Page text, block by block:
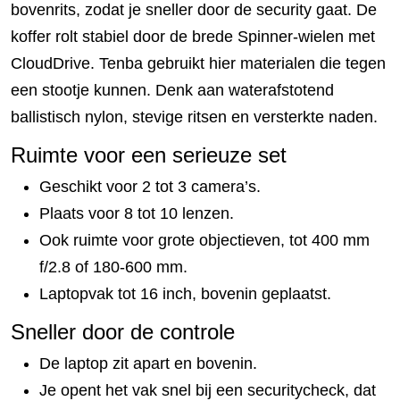
bovenrits, zodat je sneller door de security gaat. De
koffer rolt stabiel door de brede Spinner-wielen met
CloudDrive. Tenba gebruikt hier materialen die tegen
een stootje kunnen. Denk aan waterafstotend
ballistisch nylon, stevige ritsen en versterkte naden.
Ruimte voor een serieuze set
Geschikt voor 2 tot 3 camera’s.
Plaats voor 8 tot 10 lenzen.
Ook ruimte voor grote objectieven, tot 400 mm
f/2.8 of 180-600 mm.
Laptopvak tot 16 inch, bovenin geplaatst.
Sneller door de controle
De laptop zit apart en bovenin.
Je opent het vak snel bij een securitycheck, dat